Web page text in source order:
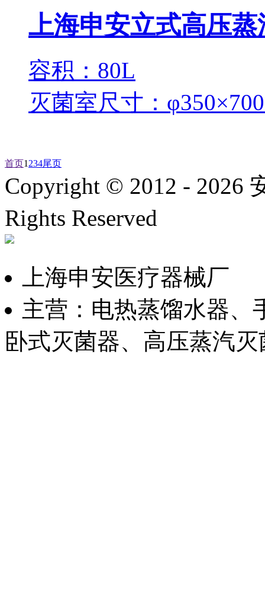
上海申安立式高压
容积：80L
灭菌室尺寸：
首页1 234尾页
Copyright © 2012 - 2026
Rights Reserved
上海申安医疗器械厂
主营：电热蒸馏水器、
卧式灭菌器、高压蒸汽灭